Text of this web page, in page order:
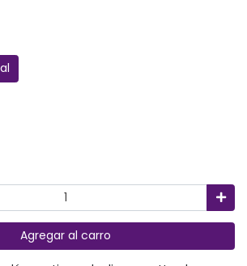
Agregar al carro